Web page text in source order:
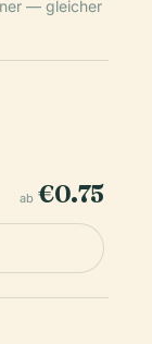
— gleicher
ab €0.75